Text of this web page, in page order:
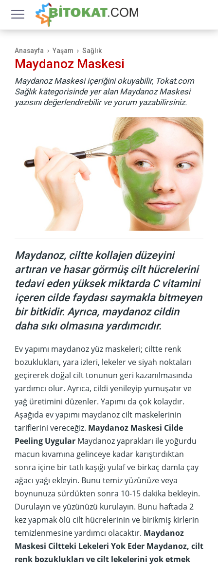
Anasayfa Yaşam Sağlık
Maydanoz Maskesi
Maydanoz Maskesi içeriğini okuyabilir, Tokat.com
Sağlık kategorisinde yer alan Maydanoz Maskesi
yazısını değerlendirebilir ve yorum yazabilirsiniz.
Maydanoz, ciltte kollajen düzeyini
artıran ve hasar görmüş cilt hücrelerini
tedavi eden yüksek miktarda C vitamini
içeren cilde faydası saymakla bitmeyen
bir bitkidir. Ayrıca, maydanoz cildin
daha sıkı olmasına yardımcıdır.
Ev yapımı maydanoz yüz maskeleri; ciltte renk
bozuklukları, yara izleri, lekeler ve siyah noktaları
geçirerek doğal cilt tonunun geri kazanılmasında
yardımcı olur. Ayrıca, cildi yenileyip yumuşatır ve
yağ üretimini düzenler. Yapımı da çok kolaydır.
Aşağıda ev yapımı maydanoz cilt maskelerinin
tariflerini vereceğiz. Maydanoz Maskesi Cilde
Peeling Uygular Maydanoz yaprakları ile yoğurdu
macun kıvamına gelinceye kadar karıştırdıktan
sonra içine bir tatlı kaşığı yulaf ve birkaç damla çay
ağacı yağı ekleyin. Bunu temiz yüzünüze veya
boynunuza sürdükten sonra 10-15 dakika bekleyin.
Durulayın ve yüzünüzü kurulayın. Bunu haftada 2
kez yapmak ölü cilt hücrelerinin ve birikmiş kirlerin
temizlenmesine yardımcı olacaktır. Maydanoz
Maskesi Ciltteki Lekeleri Yok Eder Maydanoz, cilt
renk bozuklukları ve cilt lekelerini yok etmek